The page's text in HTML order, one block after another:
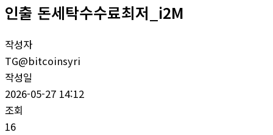
인출 돈세탁수수료최저_i2M
작성자
TG@bitcoinsyri
작성일
2026-05-27 14:12
조회
16